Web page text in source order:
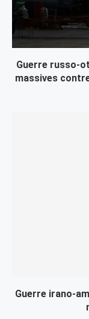
Guerre russo-
massives
Guerre irano-